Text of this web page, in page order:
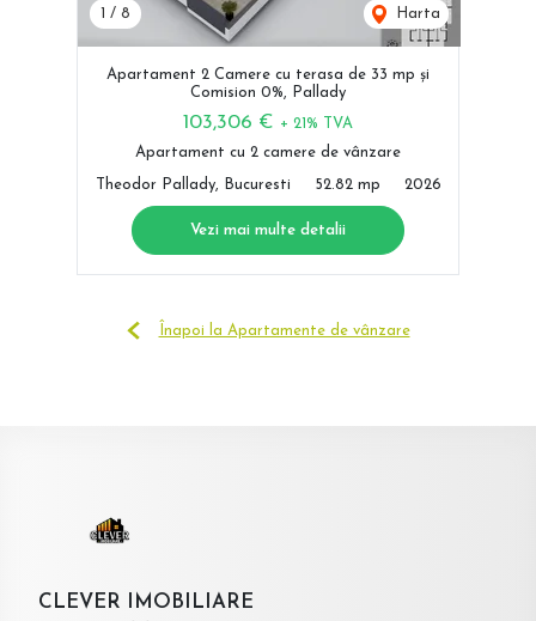
1 / 8 Harta
Apartament 2 Camere cu terasa de 33 mp și
Comision 0%, Pallady
103,306 € + 21% TVA
Apartament cu 2 camere de vânzare
Theodor Pallady, Bucuresti 52.82 mp 2026
Vezi mai multe detalii
Înapoi la Apartamente de vânzare
CLEVER IMOBILIARE